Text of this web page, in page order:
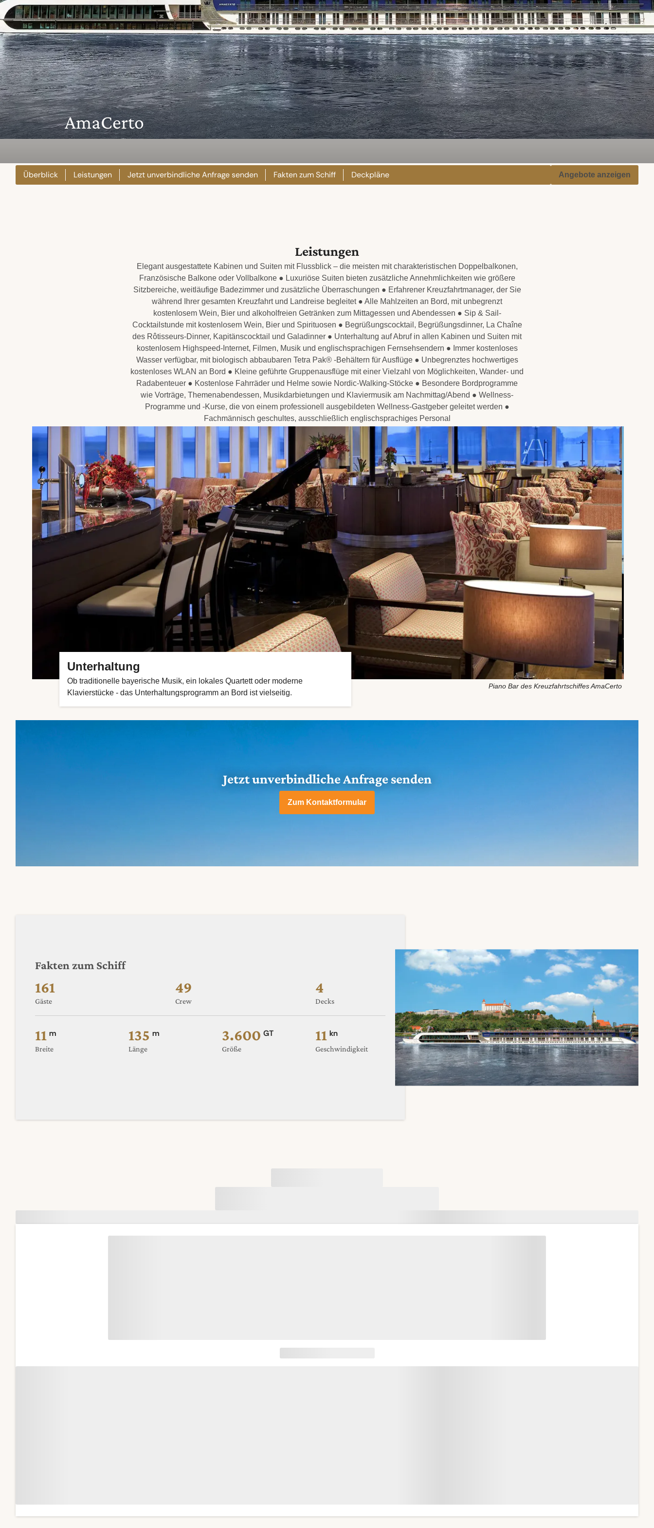
AmaCerto
Überblick Leistungen Jetzt unverbindliche Anfrage senden Fakten zum Schiff Deckpläne Angebote anzeigen
Leistungen
Elegant ausgestattete Kabinen und Suiten mit Flussblick – die meisten mit charakteristischen Doppelbalkonen,
Französische Balkone oder Vollbalkone ● Luxuriöse Suiten bieten zusätzliche Annehmlichkeiten wie größere
Sitzbereiche, weitläufige Badezimmer und zusätzliche Überraschungen ● Erfahrener Kreuzfahrtmanager, der Sie
während Ihrer gesamten Kreuzfahrt und Landreise begleitet ● Alle Mahlzeiten an Bord, mit unbegrenzt
kostenlosem Wein, Bier und alkoholfreien Getränken zum Mittagessen und Abendessen ● Sip & Sail-
Cocktailstunde mit kostenlosem Wein, Bier und Spirituosen ● Begrüßungscocktail, Begrüßungsdinner, La Chaîne
des Rôtisseurs-Dinner, Kapitänscocktail und Galadinner ● Unterhaltung auf Abruf in allen Kabinen und Suiten mit
kostenlosem Highspeed-Internet, Filmen, Musik und englischsprachigen Fernsehsendern ● Immer kostenloses
Wasser verfügbar, mit biologisch abbaubaren Tetra Pak® -Behältern für Ausflüge ● Unbegrenztes hochwertiges
kostenloses WLAN an Bord ● Kleine geführte Gruppenausflüge mit einer Vielzahl von Möglichkeiten, Wander- und
Radabenteuer ● Kostenlose Fahrräder und Helme sowie Nordic-Walking-Stöcke ● Besondere Bordprogramme
wie Vorträge, Themenabendessen, Musikdarbietungen und Klaviermusik am Nachmittag/Abend ● Wellness-
Programme und -Kurse, die von einem professionell ausgebildeten Wellness-Gastgeber geleitet werden ●
Fachmännisch geschultes, ausschließlich englischsprachiges Personal
Unterhaltung
Ob traditionelle bayerische Musik, ein lokales Quartett oder moderne
Klavierstücke - das Unterhaltungsprogramm an Bord ist vielseitig.
Piano Bar des Kreuzfahrtschiffes AmaCerto
Jetzt unverbindliche Anfrage senden
Zum Kontaktformular
Fakten zum Schiff
Gäste
161
Crew
49
Decks
4
Breite
11 m
Länge
135 m
Größe
3.600 GT
Geschwindigkeit
11 kn